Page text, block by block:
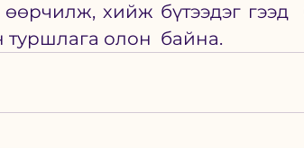
хийж бүтээдэг гээд
туршлага олон  байна.